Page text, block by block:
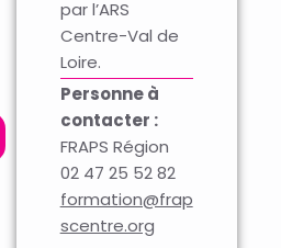
par l’ARS
Centre-Val de
Loire.
Personne à
contacter :
FRAPS Région
02 47 25 52 82
formation@frap
scentre.org